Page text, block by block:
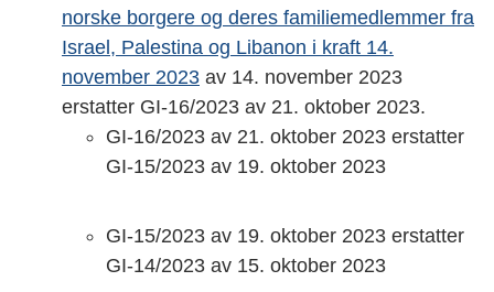
norske borgere og deres familiemedlemmer fra
Israel, Palestina og Libanon i kraft 14.
november 2023 av 14. november 2023
erstatter GI-16/2023 av 21. oktober 2023.
GI-16/2023 av 21. oktober 2023 erstatter
GI-15/2023 av 19. oktober 2023
GI-15/2023 av 19. oktober 2023 erstatter
GI-14/2023 av 15. oktober 2023